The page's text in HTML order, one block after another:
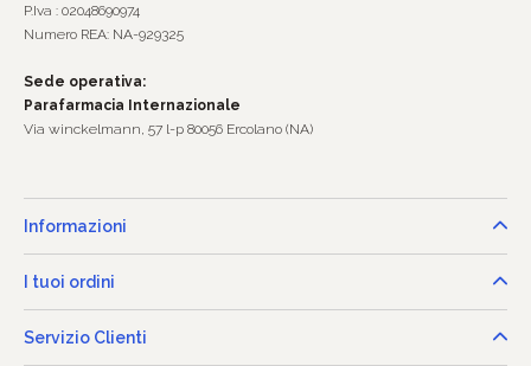
P.Iva : 02048690974
Numero REA: NA-929325
Sede operativa:
Parafarmacia Internazionale
Via winckelmann, 57 l-p 80056 Ercolano (NA)
Informazioni
I tuoi ordini
Servizio Clienti